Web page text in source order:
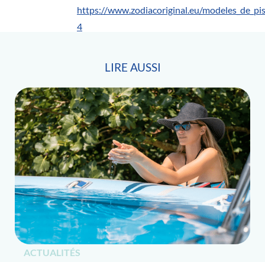
https://www.zodiacoriginal.eu/
4
LIRE AUSSI
ACTUALITÉS